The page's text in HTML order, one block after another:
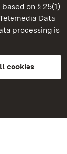
on § 25(1)
Data
processing is
cookies